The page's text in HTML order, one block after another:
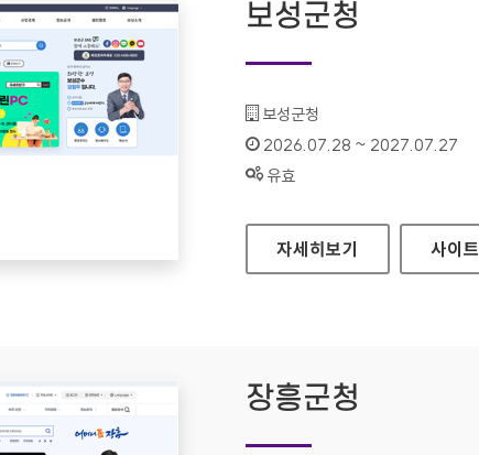
보성군청
기관명 :
보성군청
인증기간 :
2026.07.28 ~ 2027.07.27
상태 :
유효
보성군청
자세히보기 사이트
장흥군청